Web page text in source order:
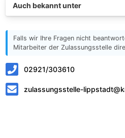
Auch bekannt unter
Falls wir Ihre Fragen nicht
Mitarbeiter der Zulassungsstelle
02921/303610
zulassungsstelle-